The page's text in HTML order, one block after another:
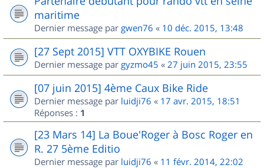
maritime
Dernier message par gwen76 « 10 déc. 2015, 13:48
[27 Sept 2015] VTT OXYBIKE Rouen
Dernier message par gyzmo45 « 27 juin 2015, 23:55
[07 juin 2015] 4ème Caux Bike Ride
Dernier message par luidji76 « 17 avr. 2015, 18:51
Réponses : 1
[23 Mars 14] La Boue'Roger à Bosc Roger en
R. 27 5ème Editio
Dernier message par luidji76 « 11 févr. 2014, 22:02